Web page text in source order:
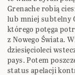
Grenache robią
lub mniej subtelny
którego potęga
z Nowego Świata.
dziesięcioleci
pays. Potem
status apelacji